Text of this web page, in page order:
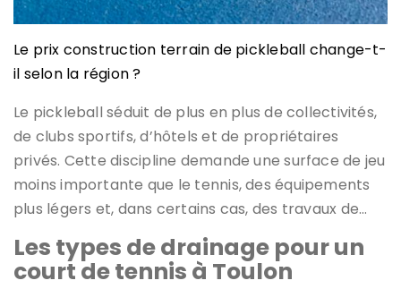
Le prix construction terrain de pickleball change-t-
il selon la région ?
Le pickleball séduit de plus en plus de collectivités,
de clubs sportifs, d’hôtels et de propriétaires
privés. Cette discipline demande une surface de jeu
moins importante que le tennis, des équipements
plus légers et, dans certains cas, des travaux de…
Les types de drainage pour un
court de tennis à Toulon